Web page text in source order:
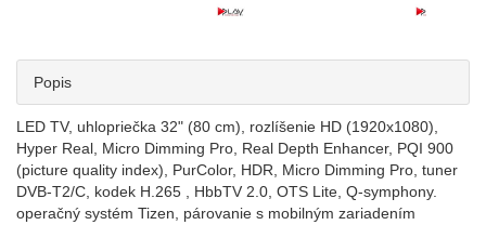
Popis
LED TV, uhlopriečka 32" (80 cm), rozlíšenie HD (1920x1080),
Hyper Real, Micro Dimming Pro, Real Depth Enhancer, PQI 900
(picture quality index), PurColor, HDR, Micro Dimming Pro, tuner
DVB-T2/C, kodek H.265 , HbbTV 2.0, OTS Lite, Q-symphony.
operačný systém Tizen, párovanie s mobilným zariadením